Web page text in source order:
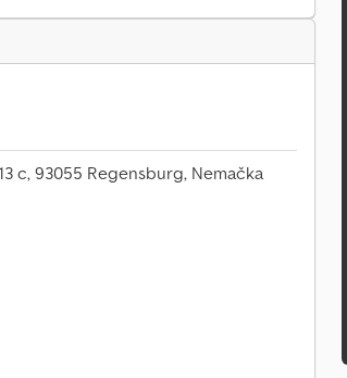
c, 93055 Regensburg, Nemačka